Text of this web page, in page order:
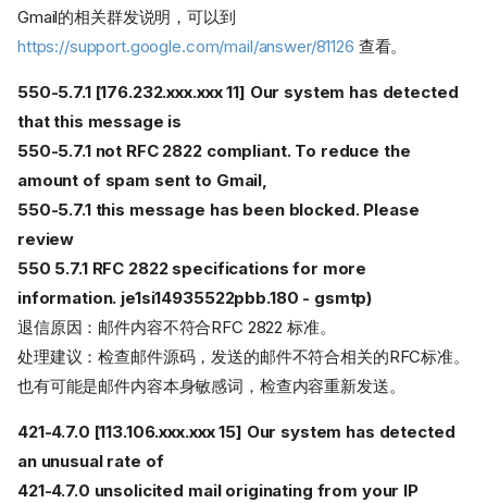
Gmail的相关群发说明，可以到
https://support.google.com/mail/answer/81126 查看。
550-5.7.1 [176.232.xxx.xxx 11] Our system has detected
that this message is
550-5.7.1 not RFC 2822 compliant. To reduce the
amount of spam sent to Gmail,
550-5.7.1 this message has been blocked. Please
review
550 5.7.1 RFC 2822 specifications for more
information. je1si14935522pbb.180 - gsmtp)
退信原因：邮件内容不符合RFC 2822 标准。
处理建议：检查邮件源码，发送的邮件不符合相关的RFC标准。
也有可能是邮件内容本身敏感词，检查内容重新发送。
421-4.7.0 [113.106.xxx.xxx 15] Our system has detected
an unusual rate of
421-4.7.0 unsolicited mail originating from your IP